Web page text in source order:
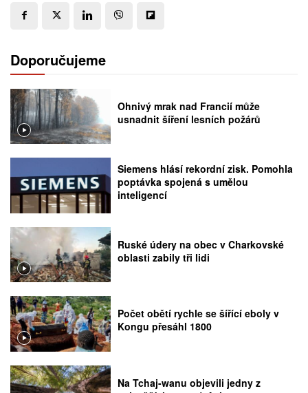
Doporučujeme
Ohnivý mrak nad Francií může
usnadnit šíření lesních požárů
Siemens hlásí rekordní zisk. Pomohla
poptávka spojená s umělou
inteligencí
Ruské údery na obec v Charkovské
oblasti zabily tři lidi
Počet obětí rychle se šířící eboly v
Kongu přesáhl 1800
Na Tchaj-wanu objevili jedny z